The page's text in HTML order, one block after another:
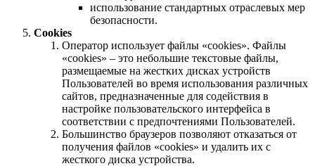
использование стандартных отраслевых мер
безопасности.
Cookies
Оператор использует файлы «cookies». Файлы
«cookies» – это небольшие текстовые файлы,
размещаемые на жестких дисках устройств
Пользователей во время использования различных
сайтов, предназначенные для содействия в
настройке пользовательского интерфейса в
соответствии с предпочтениями Пользователей.
Большинство браузеров позволяют отказаться от
получения файлов «cookies» и удалить их с
жесткого диска устройства.